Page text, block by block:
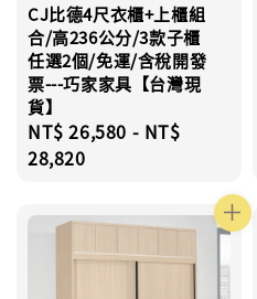
CJ比德4尺衣櫃+上櫃組
合/高236公分/3款子櫃
任選2個/免運/含稅開發
票---巧家家具【台灣現
貨】
Regular
price
NT$ 26,580 - NT$
28,820